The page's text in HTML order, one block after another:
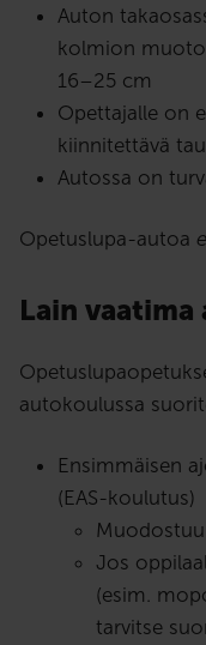
Auton
kolmion
16–25 cm
Opettajalle on
kiinnitettävä
Autossa on
Opetuslupa-autoa
Lain
autokoulussa
Ensimmäisen
(EAS-koulutus)
Jos
(esim.
tarvitse